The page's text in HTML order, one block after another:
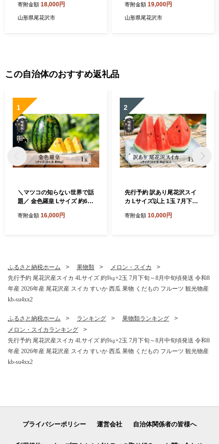
2026年産 尾花沢産 スイカ す
いか 西瓜 果物 くだもの フル
寄附金額 18,000円
山形県尾花沢市
いか スイカ 西瓜 フルーツ 果
物 産地直送 農産加工 ※沖
寄附金額 19,000円
山形県尾花沢市
この自治体のおすすめ返礼品
1
＼マツコの知らない世界で話
題／ 金色羅皇 Lサイズ 約6kg
送 令和8年産 2026年産 こん
寄附金額 16,000円
2
先行予約 訳あり尾花沢スイ
カ Lサイズ以上 1玉 7月下旬
2026年産 東根農産センター
寄附金額 10,000円
ふるさと納税ホーム 果物類
メロン・スイカ
先行予約 尾花沢産スイカ 4Lサイズ 約9㎏×2玉 7月下旬～8月中旬頃発送 令和8
年産 2026年産 尾花沢産 スイカ すいか 西瓜 果物 くだもの フルーツ 観光物産
kb-su4xx2
ふるさと納税ホーム ランキング
果物類ランキング
メロン・スイカランキング
先行予約 尾花沢産スイカ 4Lサイズ 約9㎏×2玉 7月下旬～8月中旬頃発送 令和8
年産 2026年産 尾花沢産 スイカ すいか 西瓜 果物 くだもの フルーツ 観光物産
kb-su4xx2
プライバシーポリシー 運営会社 自治体関係者の皆様へ